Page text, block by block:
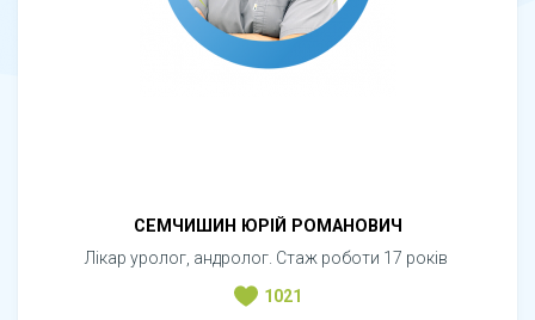
СЕМЧИШИН ЮРІЙ РОМАНОВИЧ
Лікар уролог, андролог. Стаж роботи 17 років
1021